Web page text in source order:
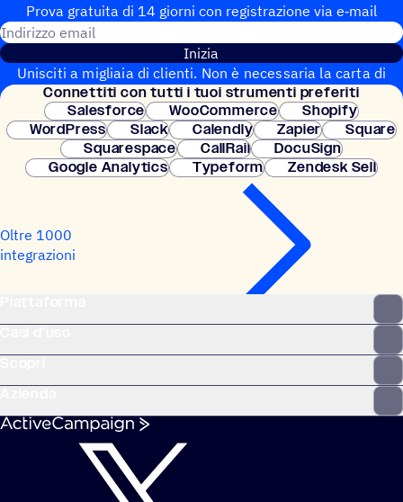
Prova gratuita di 14 giorni con regi­stra­zione via e‑mail
Inizia
Unisciti a migliaia di clienti. Non è necessaria la carta di
credito. Configurazione istantanea.
Connet­titi con tutti i tuoi strumenti preferiti
Salesforce
WooCommerce
Shopify
WordPress
Slack Calendly Zapier
Square
Squarespace
CallRail
DocuSign
Google Analytics
Typeform Zendesk Sell
Oltre 1000
integrazioni